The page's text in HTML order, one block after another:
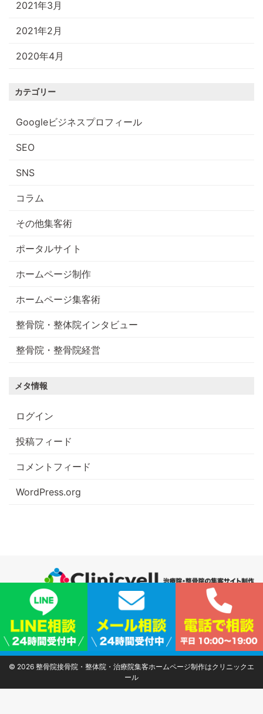
2021年3月
2021年2月
2020年4月
カテゴリー
Googleビジネスプロフィール
SEO
SNS
コラム
その他集客術
ポータルサイト
ホームページ制作
ホームページ集客術
整骨院・整体院インタビュー
整骨院・整骨院経営
メタ情報
ログイン
投稿フィード
コメントフィード
WordPress.org
サイトマップ|プライバシーポリシー| 会社概要
© 2026 整骨院接骨院・整体院・治療院集客ホームページ制作はクリニックエ
ール